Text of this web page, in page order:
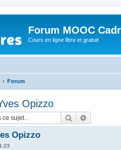
Forum MOOC
Cours en ligne libre et gratuit
Forum
Opizzo
Rechercher
Opizzo